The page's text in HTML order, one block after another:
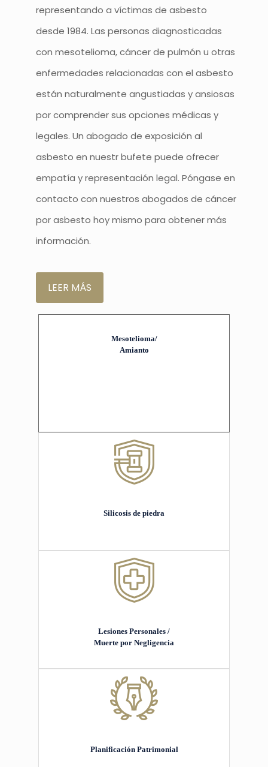
representando a víctimas de asbesto
desde 1984. Las personas diagnosticadas
con mesotelioma, cáncer de pulmón u otras
enfermedades relacionadas con el asbesto
están naturalmente angustiadas y ansiosas
por comprender sus opciones médicas y
legales. Un abogado de exposición al
asbesto en nuestr bufete puede ofrecer
empatía y representación legal. Póngase en
contacto con nuestros abogados de cáncer
por asbesto hoy mismo para obtener más
información.
LEER MÁS
Mesotelioma/
Amianto
Silicosis de piedra
Lesiones Personales /
Muerte por Negligencia
Planificación Patrimonial